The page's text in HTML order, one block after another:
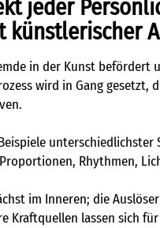
jeder
in der Kunst
wird in Gang
Rhythmen,
im Inneren; die
Kraftquellen lassen sich